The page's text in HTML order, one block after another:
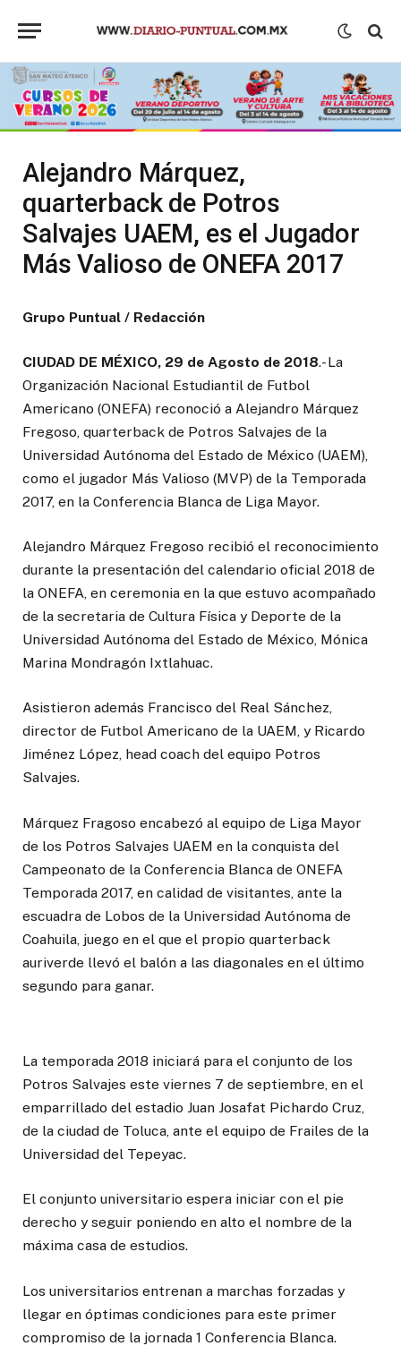
Alejandro Márquez,
quarterback de Potros
Salvajes UAEM, es el Jugador
Más Valioso de ONEFA 2017
Grupo Puntual / Redacción
CIUDAD DE MÉXICO, 29 de Agosto de 2018.- La
Organización Nacional Estudiantil de Futbol
Americano (ONEFA) reconoció a Alejandro Márquez
Fregoso, quarterback de Potros Salvajes de la
Universidad Autónoma del Estado de México (UAEM),
como el jugador Más Valioso (MVP) de la Temporada
2017, en la Conferencia Blanca de Liga Mayor.
Alejandro Márquez Fregoso recibió el reconocimiento
durante la presentación del calendario oficial 2018 de
la ONEFA, en ceremonia en la que estuvo acompañado
de la secretaria de Cultura Física y Deporte de la
Universidad Autónoma del Estado de México, Mónica
Marina Mondragón Ixtlahuac.
Asistieron además Francisco del Real Sánchez,
director de Futbol Americano de la UAEM, y Ricardo
Jiménez López, head coach del equipo Potros
Salvajes.
Márquez Fragoso encabezó al equipo de Liga Mayor
de los Potros Salvajes UAEM en la conquista del
Campeonato de la Conferencia Blanca de ONEFA
Temporada 2017, en calidad de visitantes, ante la
escuadra de Lobos de la Universidad Autónoma de
Coahuila, juego en el que el propio quarterback
auriverde llevó el balón a las diagonales en el último
segundo para ganar.
La temporada 2018 iniciará para el conjunto de los
Potros Salvajes este viernes 7 de septiembre, en el
emparrillado del estadio Juan Josafat Pichardo Cruz,
de la ciudad de Toluca, ante el equipo de Frailes de la
Universidad del Tepeyac.
El conjunto universitario espera iniciar con el pie
derecho y seguir poniendo en alto el nombre de la
máxima casa de estudios.
Los universitarios entrenan a marchas forzadas y
llegar en óptimas condiciones para este primer
compromiso de la jornada 1 Conferencia Blanca.